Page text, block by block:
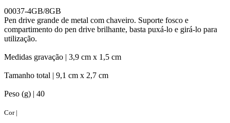
00037-4GB/8GB
Pen drive grande de metal com chaveiro. Suporte fosco e
compartimento do pen drive brilhante, basta puxá-lo e girá-lo para
utilização.
Medidas gravação | 3,9 cm x 1,5 cm
Tamanho total | 9,1 cm x 2,7 cm
Peso (g) | 40
Cor |